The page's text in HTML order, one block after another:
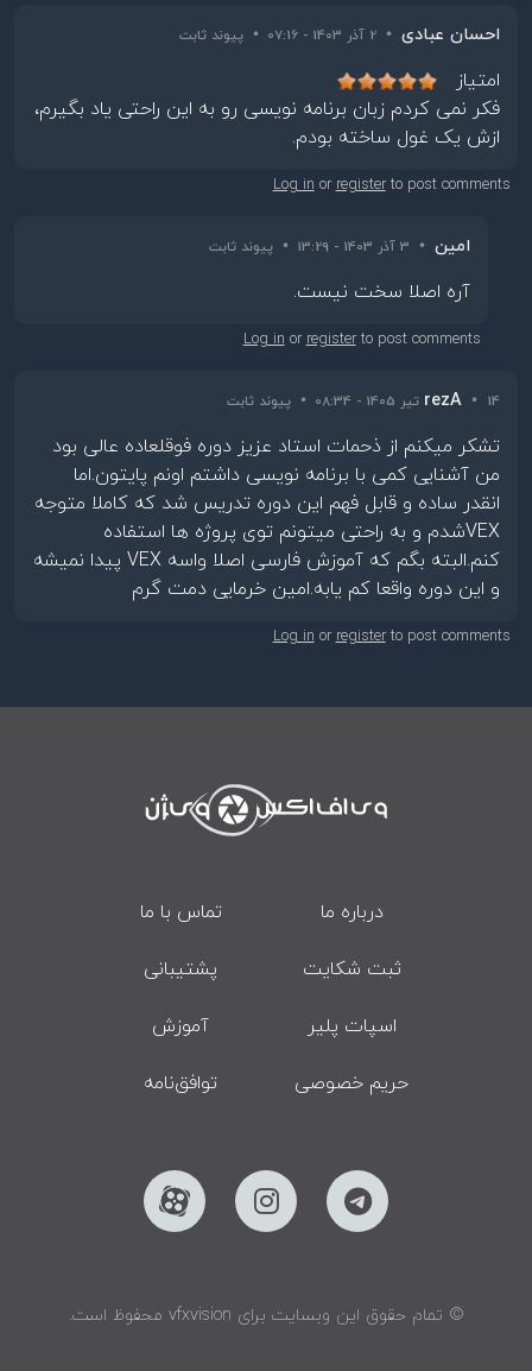
احسان عبادی • 2 آذر 1403 - 07:16 • پیوند ثابت
امتیاز
فکر نمی کردم زبان برنامه نویسی رو به این راحتی یاد بگیرم،
ازش یک غول ساخته بودم.
Log inorregisterto post comments
امین • 3 آذر 1403 - 13:29 • پیوند ثابت
In reply to (بدون موضوع)
آره اصلا سخت نیست.
Log inorregisterto post comments
rezA • 14 تیر 1405 - 08:34 • پیوند ثابت
تشکر میکنم از ذحمات استاد عزیز دوره فوقلعاده عالی بود
من آشنایی کمی با برنامه نویسی داشتم اونم پایتون.اما
انقدر ساده و قابل فهم این دوره تدریس شد که کاملا متوجه
VEXشدم و به راحتی میتونم توی پروژه ها استفاده
کنم.البته بگم که آموزش فارسی اصلا واسه VEX پیدا نمیشه
و این دوره واقعا کم یابه.امین خرمایی دمت گرم
Log inorregisterto post comments
درباره ما تماس با ما
ثبت شکایت پشتیبانی
اسپات پلیر آموزش
حریم خصوصی توافق‌نامه
© تمام حقوق این وبسایت برای vfxvision محفوظ است.